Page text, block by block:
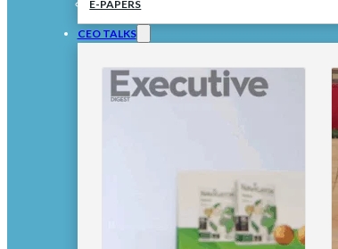
E-PAPERS
CEO TALKS